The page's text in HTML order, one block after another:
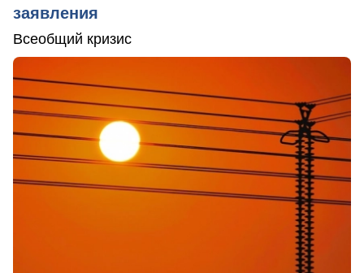
заявления
Всеобщий кризис